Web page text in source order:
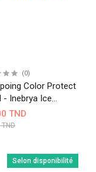
(0)
Color Protect
- Inebrya Ice
TND
Selon disponibilité